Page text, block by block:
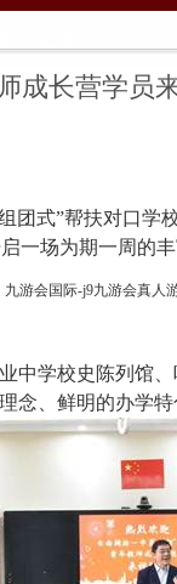
九游会国际-j9九游会真人
成长营学员
团式”帮扶对口学
一场为期一周的
中学校史陈列馆
念、鲜明的办学